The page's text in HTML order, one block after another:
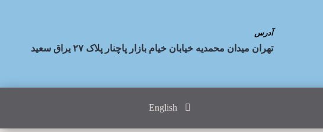
آدرس
تهران میدان محمدیه خیابان خیام بازار پاچنار پلاک ۲۷ یراق سعید
English